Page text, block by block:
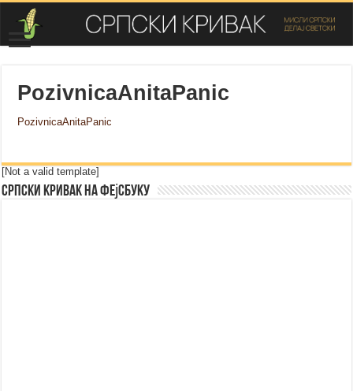
PozivnicaAnitaPanic
PozivnicaAnitaPanic
[Not a valid template]
Српски Кривак на Фејсбуку